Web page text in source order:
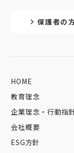
保護者の
HOME
教育理念
企業理念・行動指
会社概要
ESG方針